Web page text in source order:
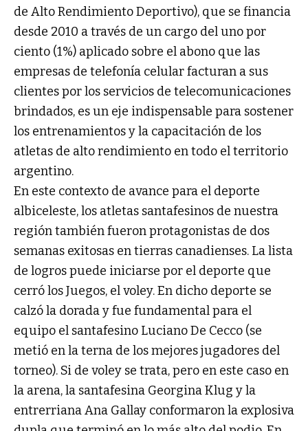
de Alto Rendimiento Deportivo), que se financia
desde 2010 a través de un cargo del uno por
ciento (1%) aplicado sobre el abono que las
empresas de telefonía celular facturan a sus
clientes por los servicios de telecomunicaciones
brindados, es un eje indispensable para sostener
los entrenamientos y la capacitación de los
atletas de alto rendimiento en todo el territorio
argentino.
En este contexto de avance para el deporte
albiceleste, los atletas santafesinos de nuestra
región también fueron protagonistas de dos
semanas exitosas en tierras canadienses. La lista
de logros puede iniciarse por el deporte que
cerró los Juegos, el voley. En dicho deporte se
calzó la dorada y fue fundamental para el
equipo el santafesino Luciano De Cecco (se
metió en la terna de los mejores jugadores del
torneo). Si de voley se trata, pero en este caso en
la arena, la santafesina Georgina Klug y la
entrerriana Ana Gallay conformaron la explosiva